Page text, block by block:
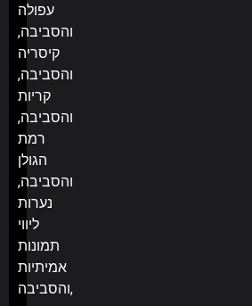
עפולה
והסביבה,
קיסריה
והסביבה,
קריות
והסביבה,
רמת
הגולן
והסביבה,
נערות
ליווי
תמונות
אמיתיות
והסביבה,